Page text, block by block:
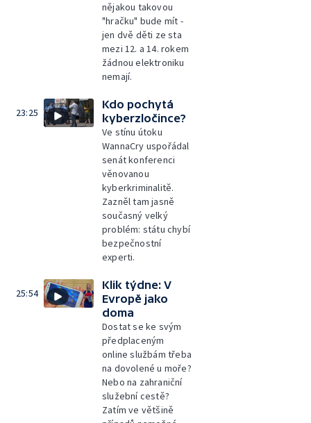
nějakou takovou
"hračku" bude mít -
jen dvě děti ze sta
mezi 12. a 14. rokem
žádnou elektroniku
nemají.
23:25
Kdo pochytá
kyberzločince?
Ve stínu útoku
WannaCry uspořádal
senát konferenci
věnovanou
kyberkriminalitě.
Zazněl tam jasně
současný velký
problém: státu chybí
bezpečnostní
experti.
25:54
Klik týdne: V
Evropě jako
doma
Dostat se ke svým
předplaceným
online službám třeba
na dovolené u moře?
Nebo na zahraniční
služební cestě?
Zatím ve většině